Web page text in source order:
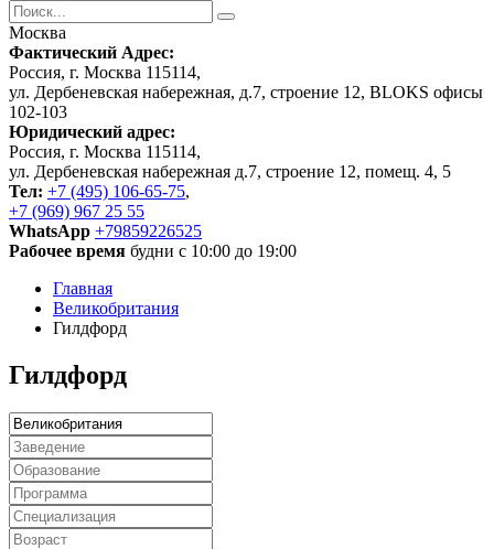
Москва
Фактический Адрес:
Россия, г. Москва 115114,
ул. Дербеневская набережная, д.7, строение 12, BLOKS офисы
102-103
Юридический адрес:
Россия, г. Москва 115114,
ул. Дербеневская набережная д.7, строение 12, помещ. 4, 5
Тел: +7 (495) 106-65-75,
+7 (969) 967 25 55
WhatsApp +79859226525
Рабочее время будни с 10:00 до 19:00
Главная
Великобритания
Гилдфорд
Гилдфорд